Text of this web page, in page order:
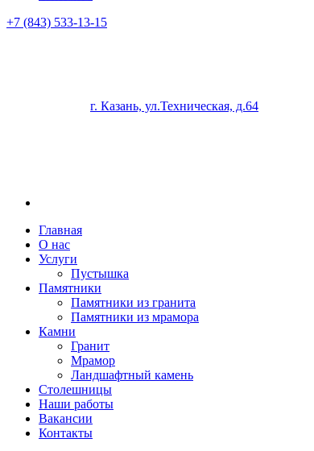
+7 (843) 533-13-15
г. Казань, ул.Техническая, д.64
Главная
О нас
Услуги
Пустышка
Памятники
Памятники из гранита
Памятники из мрамора
Камни
Гранит
Мрамор
Ландшафтный камень
Столешницы
Наши работы
Вакансии
Контакты